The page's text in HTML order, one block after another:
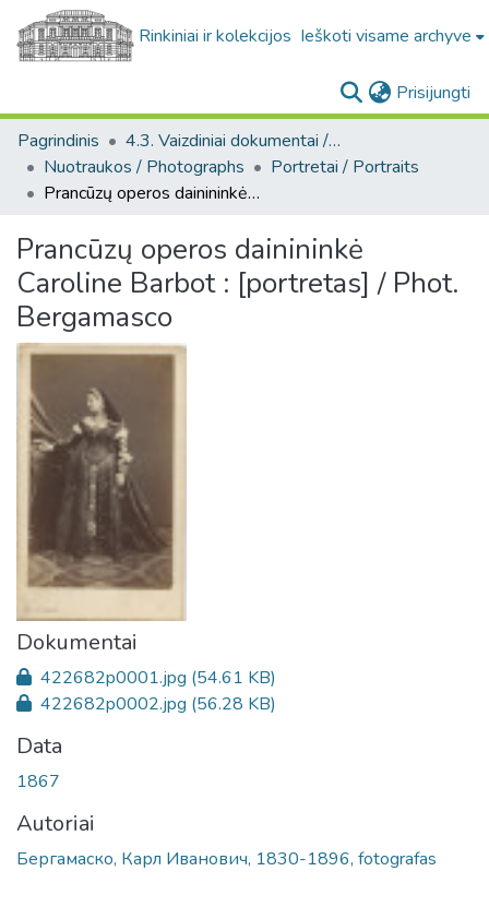
Rinkiniai ir kolekcijos Ieškoti visame archyve
Prisijungti
Pagrindinis
4.3. Vaizdiniai dokumentai / Visual documents
Nuotraukos / Photographs
Portretai / Portraits
Prancūzų operos dainininkė Caroline Barbot : [portretas] / Phot. Bergamasco
Prancūzų operos dainininkė
Caroline Barbot : [portretas] / Phot.
Bergamasco
Dokumentai
422682p0001.jpg (54.61 KB)
422682p0002.jpg (56.28 KB)
Data
1867
Autoriai
Бергамаско, Карл Иванович, 1830-1896, fotografas